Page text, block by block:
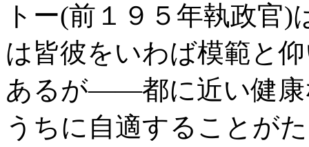
トー(前１９５年執政
は皆彼をいわば模範と
あるが――都に近い健康
うちに自適することが